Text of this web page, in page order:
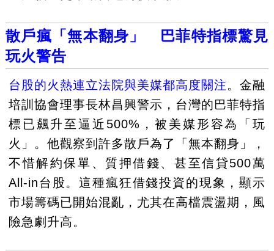
散戶瘋「無本翻身」 巴菲特指標驚見
玩火警告
台股的火熱連立法院與美媒都高度關注。金融
培訓協會理事長林昌興警示，台灣的巴菲特指
標已飆升至逼近500%，被美媒形容為「玩
火」。他觀察到許多散戶為了「無本翻身」，
不惜解約保單、質押借錢、甚至信貸500萬
All-in台股。這種瘋狂借錢投資的現象，顯示
市場籌碼已開始混亂，尤其在高檔震盪期，風
險急劇升高。